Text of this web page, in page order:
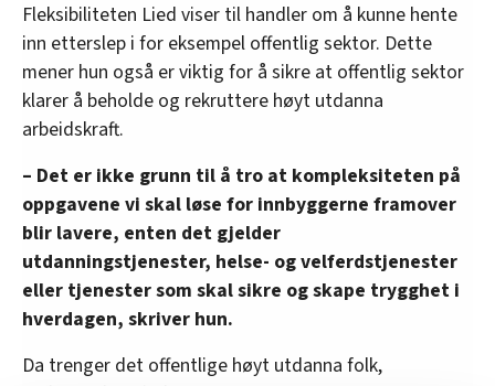
Fleksibiliteten Lied viser til handler om å kunne hente
inn etterslep i for eksempel offentlig sektor. Dette
mener hun også er viktig for å sikre at offentlig sektor
klarer å beholde og rekruttere høyt utdanna
arbeidskraft.
– Det er ikke grunn til å tro at kompleksiteten på
oppgavene vi skal løse for innbyggerne framover
blir lavere, enten det gjelder
utdanningstjenester, helse- og velferdstjenester
eller tjenester som skal sikre og skape trygghet i
hverdagen, skriver hun.
Da trenger det offentlige høyt utdanna folk,